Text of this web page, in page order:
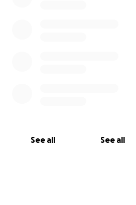
See all See all